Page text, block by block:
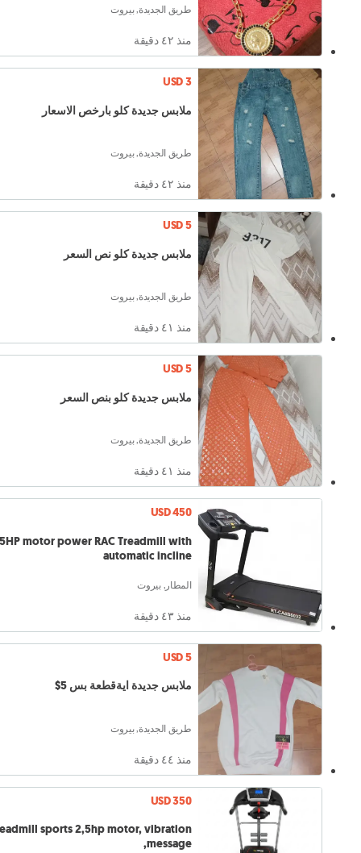
طريق الجديدة, بيروت
منذ ٤٢ دقيقة
USD 3
ملابس جديدة كلو بارخص الاسعار
طريق الجديدة, بيروت
منذ ٤٢ دقيقة
USD 5
ملابس جديدة كلو نص السعر
طريق الجديدة, بيروت
منذ ٤١ دقيقة
USD 5
ملابس جديدة كلو بنص السعر
طريق الجديدة, بيروت
منذ ٤١ دقيقة
USD 450
with
automatic incline
المطار, بيروت
منذ ٤٣ دقيقة
USD 5
ملابس جديدة ايةقطعة بس 5$
طريق الجديدة, بيروت
منذ ٤٤ دقيقة
USD 350
sports 2,5hp motor, vibration
message,